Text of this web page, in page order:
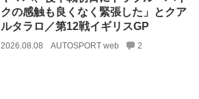
クの感触も良くなく緊張した」とクア
ルタラロ／第12戦イギリスGP
2026.08.08 AUTOSPORT web 2